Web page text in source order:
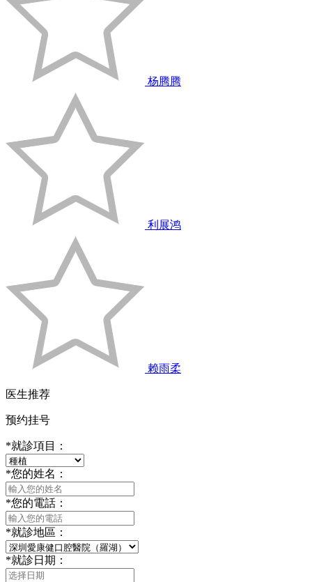
杨腾腾
利展鸿
赖雨柔
医生推荐
预约挂号
*就診項目：
*您的姓名：
*您的電話：
*就診地區：
*就診日期：